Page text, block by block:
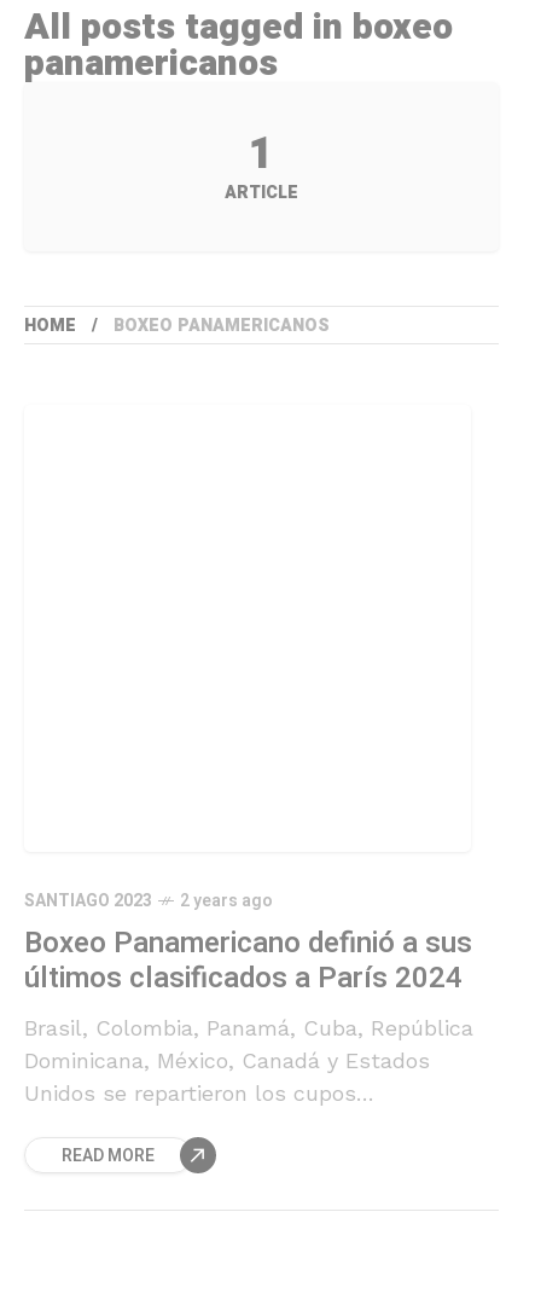
All posts tagged in boxeo
panamericanos
1
ARTICLE
HOME BOXEO PANAMERICANOS
SANTIAGO 2023 2 years ago
Boxeo Panamericano definió a sus
últimos clasificados a París 2024
Brasil, Colombia, Panamá, Cuba, República
Dominicana, México, Canadá y Estados
Unidos se repartieron los cupos
anillos.READ MORE